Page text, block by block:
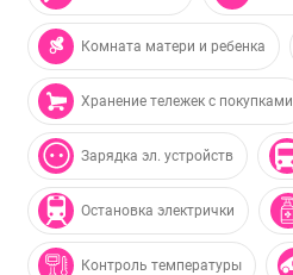
Комната матери и ребенка
Хранение тележек с покупками
Зарядка эл. устройств
Остановка электрички
Контроль температуры